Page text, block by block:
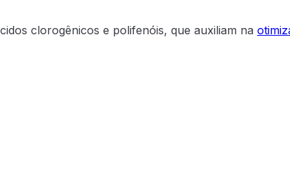
clorogênicos e polifenóis, que auxiliam na